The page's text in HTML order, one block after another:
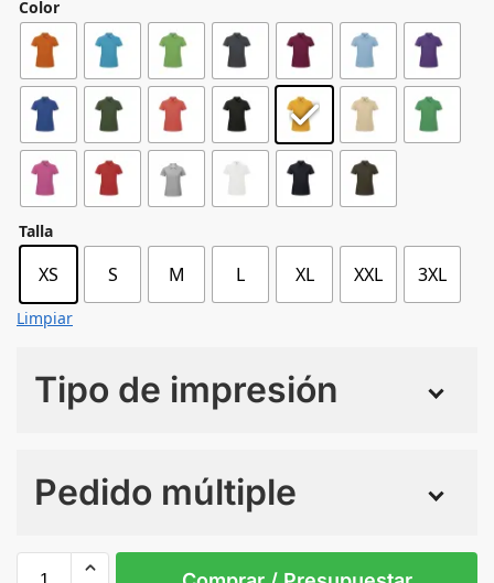
Color
Talla
XS S M L XL XXL 3XL
Limpiar
Tipo de impresión
Pedido múltiple